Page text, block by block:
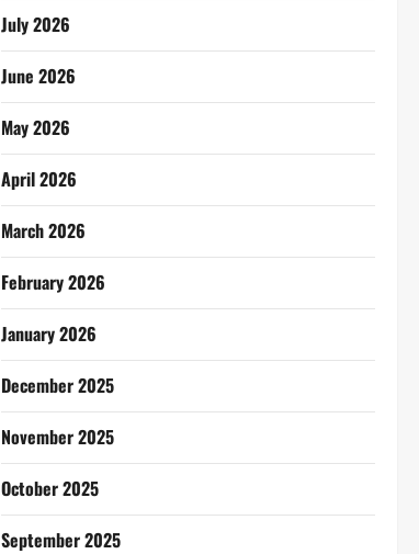
July 2026
June 2026
May 2026
April 2026
March 2026
February 2026
January 2026
December 2025
November 2025
October 2025
September 2025